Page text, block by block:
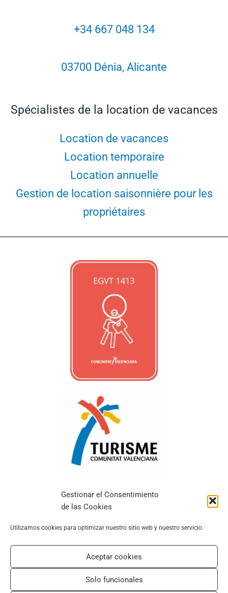
Gestionar el Consentimiento
de las Cookies
Utilizamos cookies para optimizar nuestro sitio web y nuestro servicio.
Aceptar cookies
Solo funcionales
+34 667 048 134
03700 Dénia, Alicante
Spécialistes de la location de vacances
Location de vacances
Location temporaire
Location annuelle
Gestion de location saisonnière pour les
propriétaires
Tous droits réservés © 2026 Edeal Homes |
EDEAL HOMES
Legal Notice
Privacy Policy